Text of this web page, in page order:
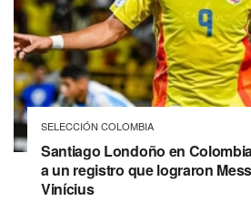
SELECCIÓN COLOMBIA
Santiago Londoño en
a un registro que lograron
Vinícius